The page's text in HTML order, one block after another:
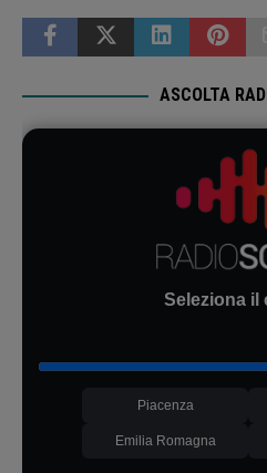
ASCOLTA
Seleziona il
Piacenza
Emilia Romagna